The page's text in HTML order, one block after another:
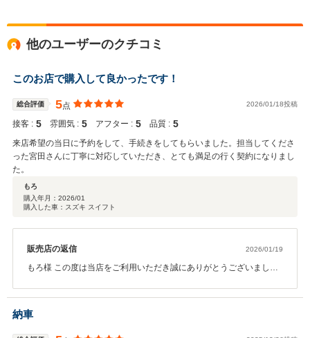
他のユーザーのクチコミ
このお店で購入して良かったです！
総合評価 5点 2026/01/18投稿
接客 : 5 雰囲気 : 5 アフター : 5 品質 : 5
来店希望の当日に予約をして、手続きをしてもらいました。担当してくださ
った宮田さんに丁寧に対応していただき、とても満足の行く契約になりまし
た。
もろ
購入年月： 2026/01
購入した車：スズキ スイフト
販売店の返信 2026/01/19
もろ様 この度は当店をご利用いただき誠にありがとうございまし
納車